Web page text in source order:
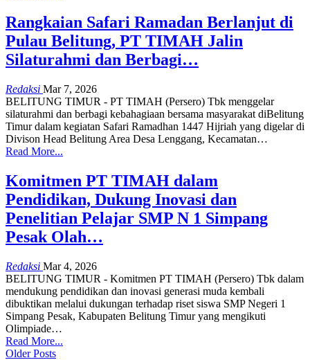
Rangkaian Safari Ramadan Berlanjut di
Pulau Belitung, PT TIMAH Jalin
Silaturahmi dan Berbagi…
Redaksi Mar 7, 2026
BELITUNG TIMUR - PT TIMAH (Persero) Tbk menggelar
silaturahmi dan berbagi kebahagiaan bersama masyarakat diBelitung
Timur dalam kegiatan Safari Ramadhan 1447 Hijriah yang digelar di
Divison Head Belitung Area Desa Lenggang, Kecamatan…
Read More...
Komitmen PT TIMAH dalam
Pendidikan, Dukung Inovasi dan
Penelitian Pelajar SMP N 1 Simpang
Pesak Olah…
Redaksi Mar 4, 2026
BELITUNG TIMUR - Komitmen PT TIMAH (Persero) Tbk dalam
mendukung pendidikan dan inovasi generasi muda kembali
dibuktikan melalui dukungan terhadap riset siswa SMP Negeri 1
Simpang Pesak, Kabupaten Belitung Timur yang mengikuti
Olimpiade…
Read More...
Older Posts